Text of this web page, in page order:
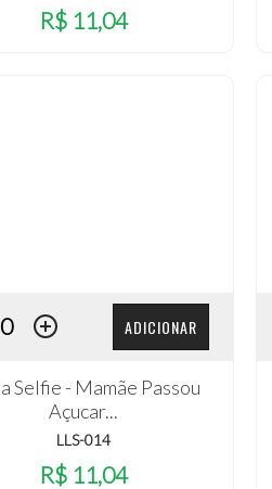
R$ 11,04
ADICIONAR
Selfie - Mamãe Passou
Açucar...
LLS-014
R$ 11,04